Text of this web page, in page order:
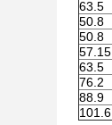
63.5
50.8
50.8
57.15
63.5
76.2
88.9
101.6